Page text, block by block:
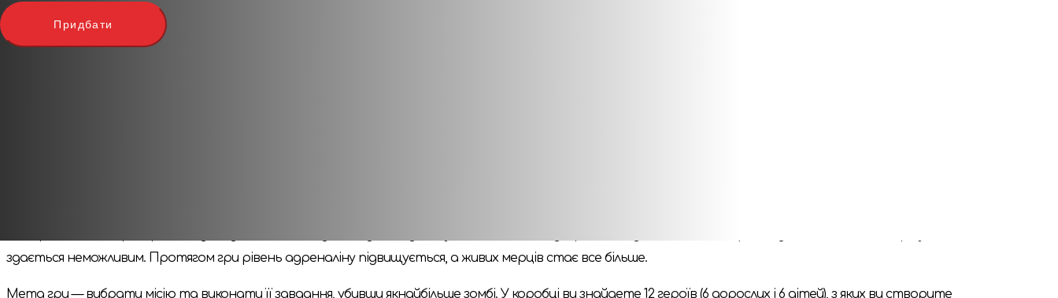
Придбати
нові правила щодо потвор, супутників і керування автівками, а також правила влучання у своїх. Нові ігрові режими значно урізноманітнять гру. Багато
вмінь були оновлені, щоб відповідати новій редакції. Додано чимало нових умінь. Один раз за хід діти можуть використовувати вміння «Крутько».
здається неможливим. Протягом гри рівень адреналіну підвищується, а живих мерців стає все більше.
Мета гри — вибрати місію та виконати її завдання, убивши якнайбільше зомбі. У коробці ви знайдете 12 героїв (6 дорослих і 6 дітей), з яких ви створите